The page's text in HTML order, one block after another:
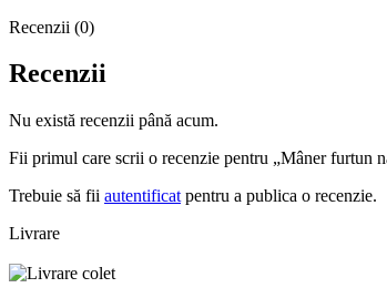
Recenzii (0)
Recenzii
Nu există recenzii până acum.
Fii primul care scrii o recenzie pentru „Mâner furtun
Trebuie să fii autentificat pentru a publica o recenzie.
Livrare